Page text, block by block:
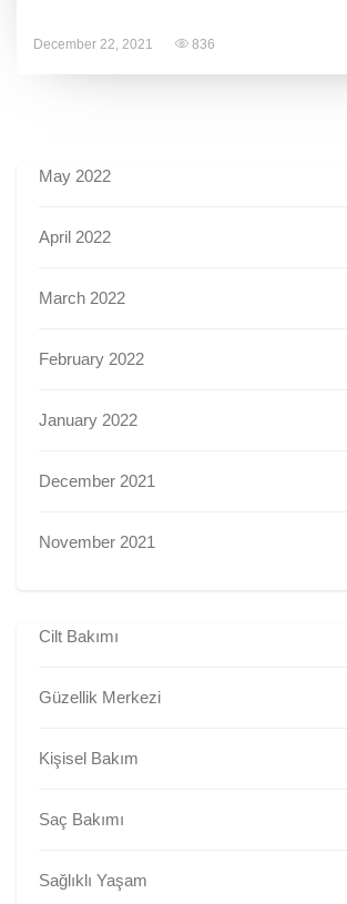
December 22, 2021 836
May 2022
April 2022
March 2022
February 2022
January 2022
December 2021
November 2021
Cilt Bakımı
Güzellik Merkezi
Kişisel Bakım
Saç Bakımı
Sağlıklı Yaşam